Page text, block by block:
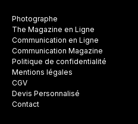
Photographe
The Magazine en Ligne
Communication en Ligne
Communication Magazine
Politique de confidentialité
Mentions légales
CGV
Devis Personnalisé
Contact